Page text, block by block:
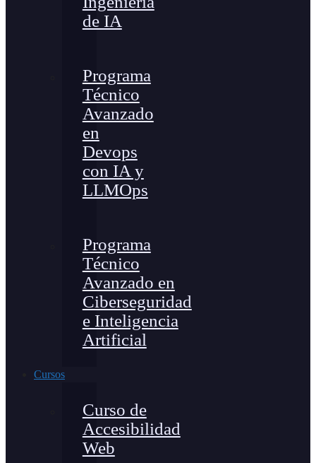
de IA
Programa
Técnico
Avanzado
en
Devops
con IA y
LLMOps
Programa
Técnico
Avanzado en
Ciberseguridad
e Inteligencia
Artificial
Cursos
Curso de
Accesibilidad
Web